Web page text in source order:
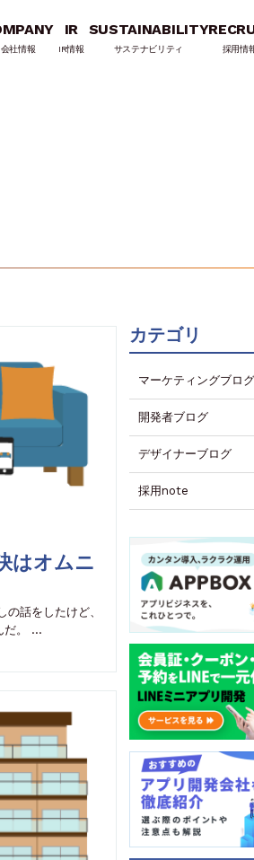
会社情報
IR
IR情報
SUSTAINABILITY
サステナビリティ 採用情
はオムニ
話をしたけど、
だ。 …
カテゴリ
マーケティングブログ
開発者ブログ
デザイナーブログ
採用note